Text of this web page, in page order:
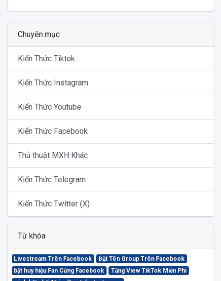
Chuyên mục
Kiến Thức Tiktok
Kiến Thức Instagram
Kiến Thức Youtube
Kiến Thức Facebook
Thủ thuật MXH Khác
Kiến Thức Telegram
Kiến Thức Twitter (X)
Từ khóa
Livestream Trên Facebook
Đặt Tên Group Trên Facebook
bật huy hiệu Fan Cứng Facebook
Tăng View TikTok Miễn Phí